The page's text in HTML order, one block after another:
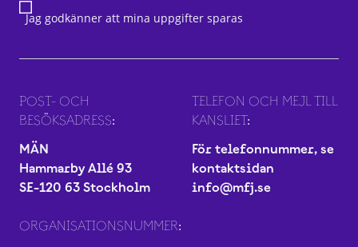
Jag godkänner att mina uppgifter sparas
POST- OCH
BESÖKSADRESS:
MÄN
Hammarby Allé 93
SE-120 63 Stockholm
TELEFON OCH MEJL TILL
KANSLIET:
För telefonnummer, se
kontaktsidan
info@mfj.se
ORGANISATIONSNUMMER: